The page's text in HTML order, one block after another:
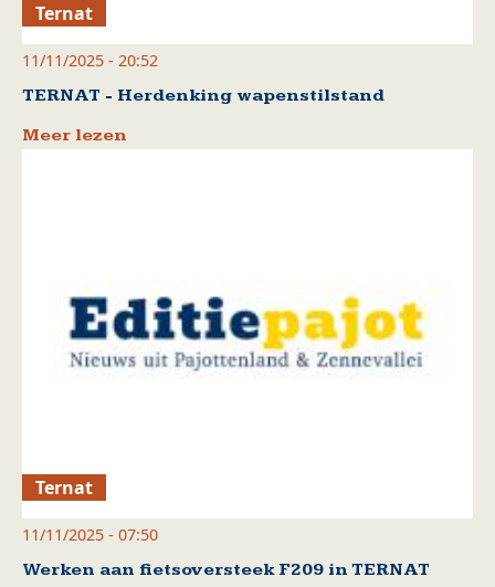
Ternat
11/11/2025 - 20:52
TERNAT - Herdenking wapenstilstand
Meer lezen
Ternat
11/11/2025 - 07:50
Werken aan fietsoversteek F209 in TERNAT